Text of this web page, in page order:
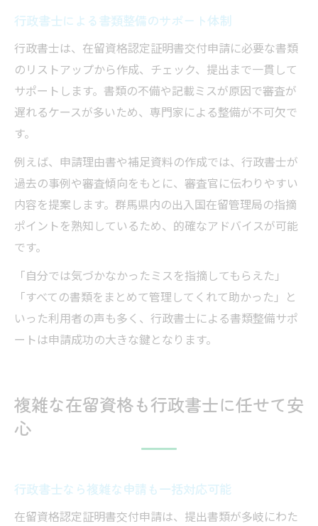
行政書士による書類整備のサポート体制
行政書士は、在留資格認定証明書交付申請に必要な書類
のリストアップから作成、チェック、提出まで一貫して
サポートします。書類の不備や記載ミスが原因で審査が
遅れるケースが多いため、専門家による整備が不可欠で
す。
例えば、申請理由書や補足資料の作成では、行政書士が
過去の事例や審査傾向をもとに、審査官に伝わりやすい
内容を提案します。群馬県内の出入国在留管理局の指摘
ポイントを熟知しているため、的確なアドバイスが可能
です。
「自分では気づかなかったミスを指摘してもらえた」
「すべての書類をまとめて管理してくれて助かった」と
いった利用者の声も多く、行政書士による書類整備サポ
ートは申請成功の大きな鍵となります。
複雑な在留資格も行政書士に任せて安
心
行政書士なら複雑な申請も一括対応可能
在留資格認定証明書交付申請は、提出書類が多岐にわた